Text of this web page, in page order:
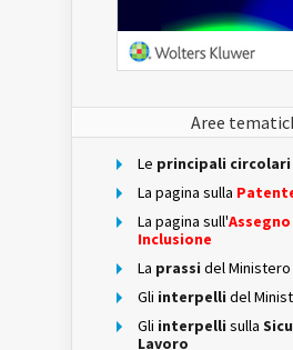
Aree
Le principali circolari
La pagina sulla
La pagina sull'
Inclusione
La prassi del Ministero
Gli interpelli del
Gli interpelli sulla
Lavoro